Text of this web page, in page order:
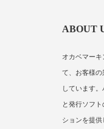
ABOUT
オカベマー
て、お客様の
しています
と発行ソフ
ションを提供